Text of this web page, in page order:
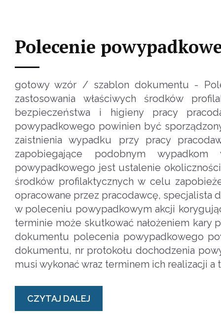
Polecenie
gotowy wzór / szablon dokumentu -
zastosowania właściwych środków
bezpieczeństwa i higieny pracy
powypadkowego powinien być
zaistnienia wypadku przy pracy
zapobiegające podobnym
powypadkowego jest ustalenie
środków profilaktycznych w celu
opracowane przez pracodawcę, specjalista
w poleceniu powypadkowym akcji
terminie może skutkować nałożeniem kary
dokumentu polecenia powypadkowego
dokumentu, nr protokołu dochodzenia
musi wykonać wraz terminem ich realizacji
CZYTAJ DALEJ